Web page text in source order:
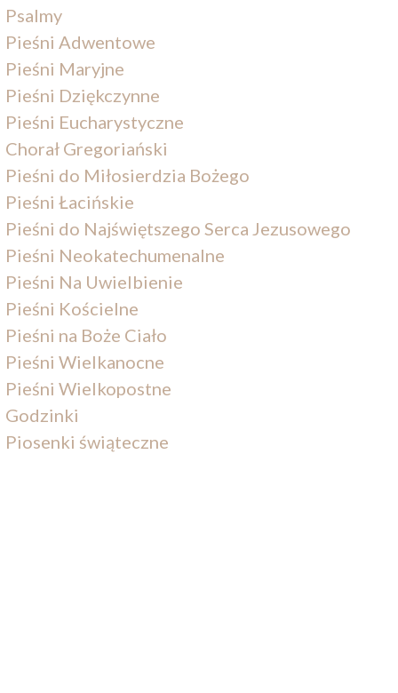
Psalmy
Pieśni Adwentowe
Pieśni Maryjne
Pieśni Dziękczynne
Pieśni Eucharystyczne
Chorał Gregoriański
Pieśni do Miłosierdzia Bożego
Pieśni Łacińskie
Pieśni do Najświętszego Serca Jezusowego
Pieśni Neokatechumenalne
Pieśni Na Uwielbienie
Pieśni Kościelne
Pieśni na Boże Ciało
Pieśni Wielkanocne
Pieśni Wielkopostne
Godzinki
Piosenki świąteczne